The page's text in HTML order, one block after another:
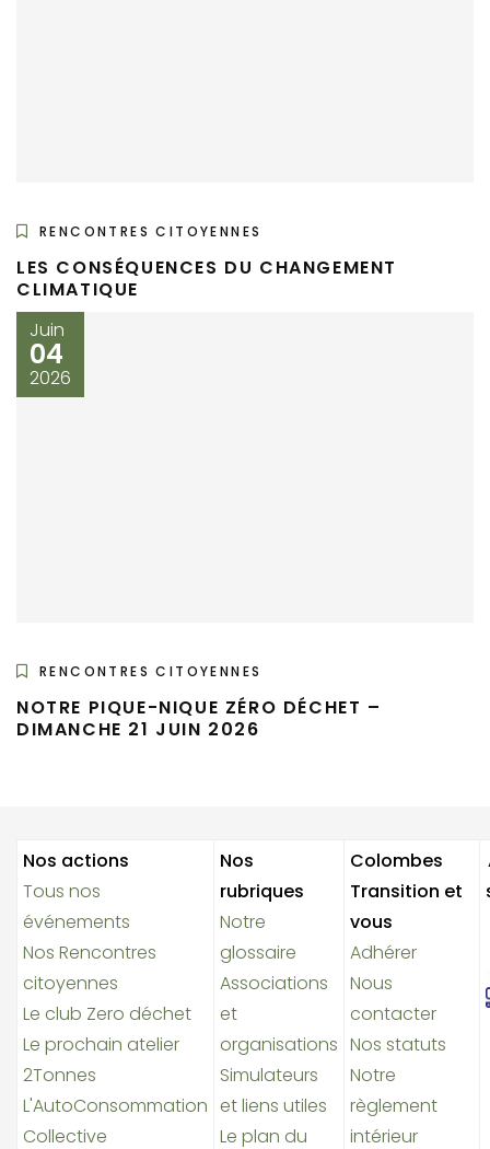
RENCONTRES CITOYENNES
LES CONSÉQUENCES DU CHANGEMENT
CLIMATIQUE
Juin
04
2026
RENCONTRES CITOYENNES
NOTRE PIQUE-NIQUE ZÉRO DÉCHET –
DIMANCHE 21 JUIN 2026
Nos actions
Tous nos
événements
Nos Rencontres
citoyennes
Le club Zero déchet
Le prochain atelier
2Tonnes
L'AutoConsommation
Collective
Nos
rubriques
Notre
glossaire
Associations
et
organisations
Simulateurs
et liens utiles
Le plan du
Colombes
Transition et
vous
Adhérer
Nous
contacter
Nos statuts
Notre
règlement
intérieur